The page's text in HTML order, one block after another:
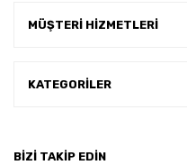
MÜŞTERİ HİZMETLERİ
KATEGORİLER
BİZİ TAKİP EDİN